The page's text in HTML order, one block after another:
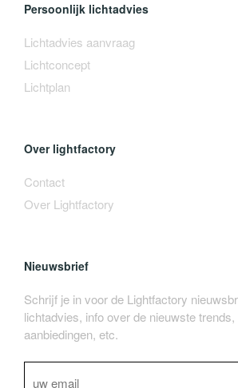
Persoonlijk lichtadvies
Lichtadvies aanvraag
Lichtconcept
Lichtplan
Over lightfactory
Contact
Over Lightfactory
Nieuwsbrief
Schrijf je in voor de Lightfactory
lichtadvies, info over de nieuwste
aanbiedingen, etc.